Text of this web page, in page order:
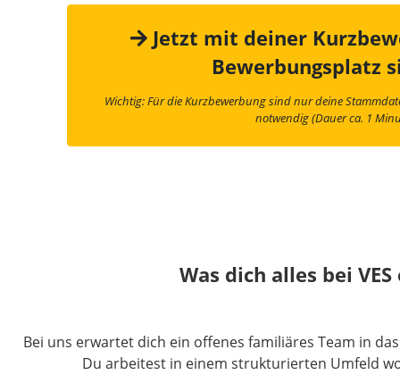
Jetzt mit deiner
Bewerbungsplatz
Wichtig: Für die Kurzbewerbung sind nur deine
notwendig (Dauer ca. 1
Was dich alles bei
Bei uns erwartet dich ein offenes familiäres Team in
Du arbeitest in einem strukturierten Umfeld